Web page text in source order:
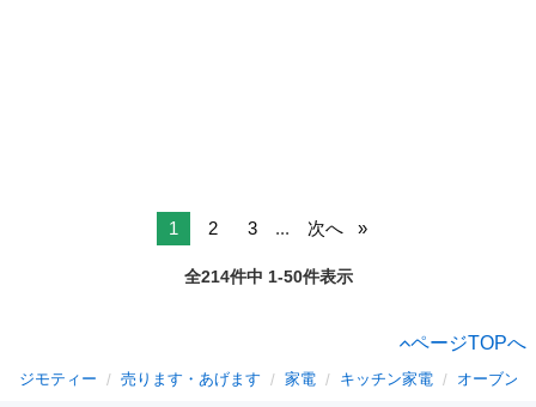
1 2 3 ... 次へ
全214件中 1-50件表示
ページTOPへ
ジモティー 売ります・あげます 家電 キッチン家電 オーブン